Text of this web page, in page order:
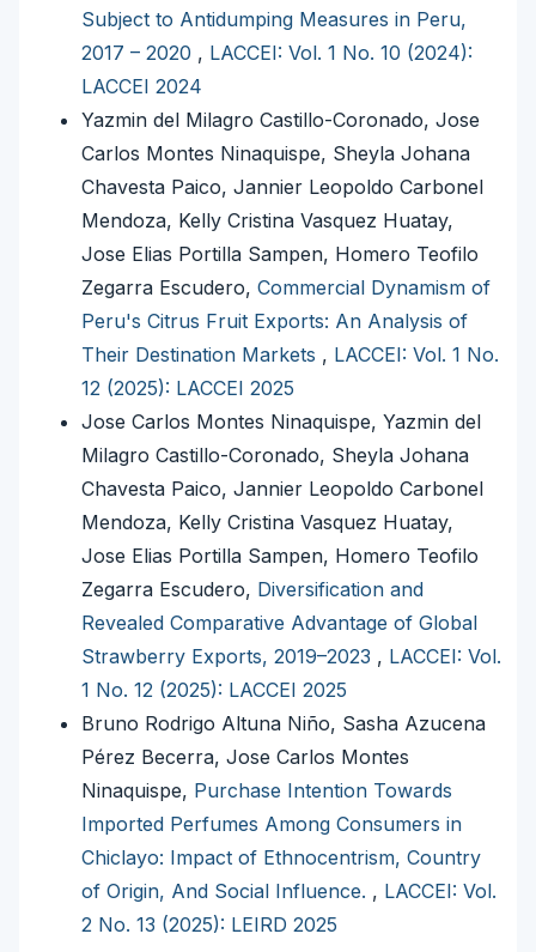
Subject to Antidumping Measures in Peru,
2017 – 2020 , LACCEI: Vol. 1 No. 10 (2024):
LACCEI 2024
Yazmin del Milagro Castillo-Coronado, Jose
Carlos Montes Ninaquispe, Sheyla Johana
Chavesta Paico, Jannier Leopoldo Carbonel
Mendoza, Kelly Cristina Vasquez Huatay,
Jose Elias Portilla Sampen, Homero Teofilo
Zegarra Escudero, Commercial Dynamism of
Peru's Citrus Fruit Exports: An Analysis of
Their Destination Markets , LACCEI: Vol. 1 No.
12 (2025): LACCEI 2025
Jose Carlos Montes Ninaquispe, Yazmin del
Milagro Castillo-Coronado, Sheyla Johana
Chavesta Paico, Jannier Leopoldo Carbonel
Mendoza, Kelly Cristina Vasquez Huatay,
Jose Elias Portilla Sampen, Homero Teofilo
Zegarra Escudero, Diversification and
Revealed Comparative Advantage of Global
Strawberry Exports, 2019–2023 , LACCEI: Vol.
1 No. 12 (2025): LACCEI 2025
Bruno Rodrigo Altuna Niño, Sasha Azucena
Pérez Becerra, Jose Carlos Montes
Ninaquispe, Purchase Intention Towards
Imported Perfumes Among Consumers in
Chiclayo: Impact of Ethnocentrism, Country
of Origin, And Social Influence. , LACCEI: Vol.
2 No. 13 (2025): LEIRD 2025